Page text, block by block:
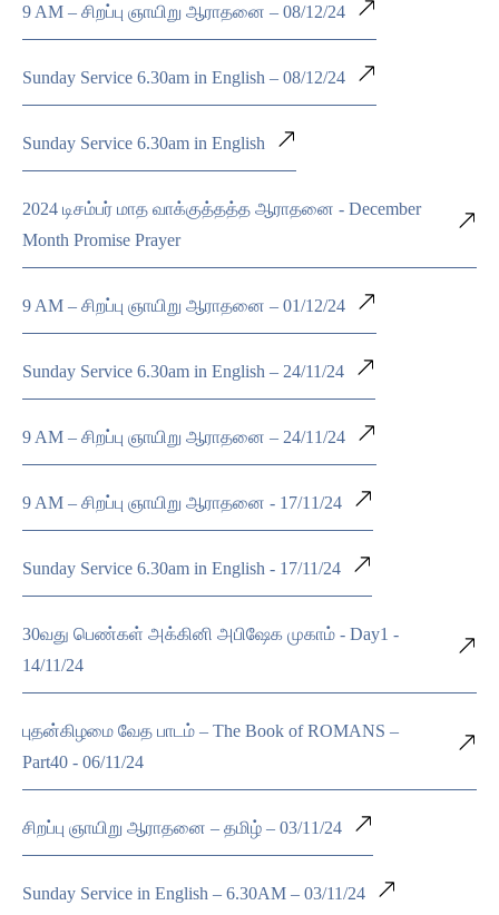
9 AM – சிறப்பு ஞாயிறு ஆராதனை – 08/12/24
Sunday Service 6.30am in English – 08/12/24
Sunday Service 6.30am in English
2024 டிசம்பர் மாத வாக்குத்தத்த ஆராதனை - December
Month Promise Prayer
9 AM – சிறப்பு ஞாயிறு ஆராதனை – 01/12/24
Sunday Service 6.30am in English – 24/11/24
9 AM – சிறப்பு ஞாயிறு ஆராதனை – 24/11/24
9 AM – சிறப்பு ஞாயிறு ஆராதனை - 17/11/24
Sunday Service 6.30am in English - 17/11/24
30வது பெண்கள் அக்கினி அபிஷேக முகாம் - Day1 -
14/11/24
புதன்கிழமை வேத பாடம் – The Book of ROMANS –
Part40 - 06/11/24
சிறப்பு ஞாயிறு ஆராதனை – தமிழ் – 03/11/24
Sunday Service in English – 6.30AM – 03/11/24